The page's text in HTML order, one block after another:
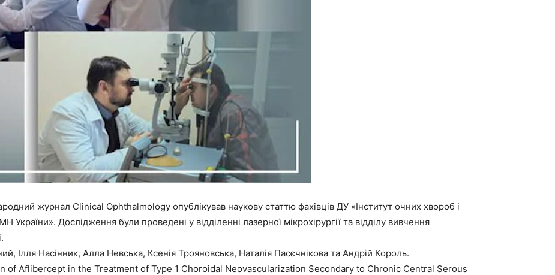
журнал Clinical Ophthalmology опублікував наукову статтю фахівців ДУ «Інститут очних хвороб і
України». Дослідження були проведені у відділенні лазерної мікрохірургії та відділу вивчення
Ілля Насінник, Алла Невська, Ксенія Трояновська, Наталія Пасєчнікова та Андрій Король.
of Aflibercept in the Treatment of Type 1 Choroidal Neovascularization Secondary to Chronic Central Serous